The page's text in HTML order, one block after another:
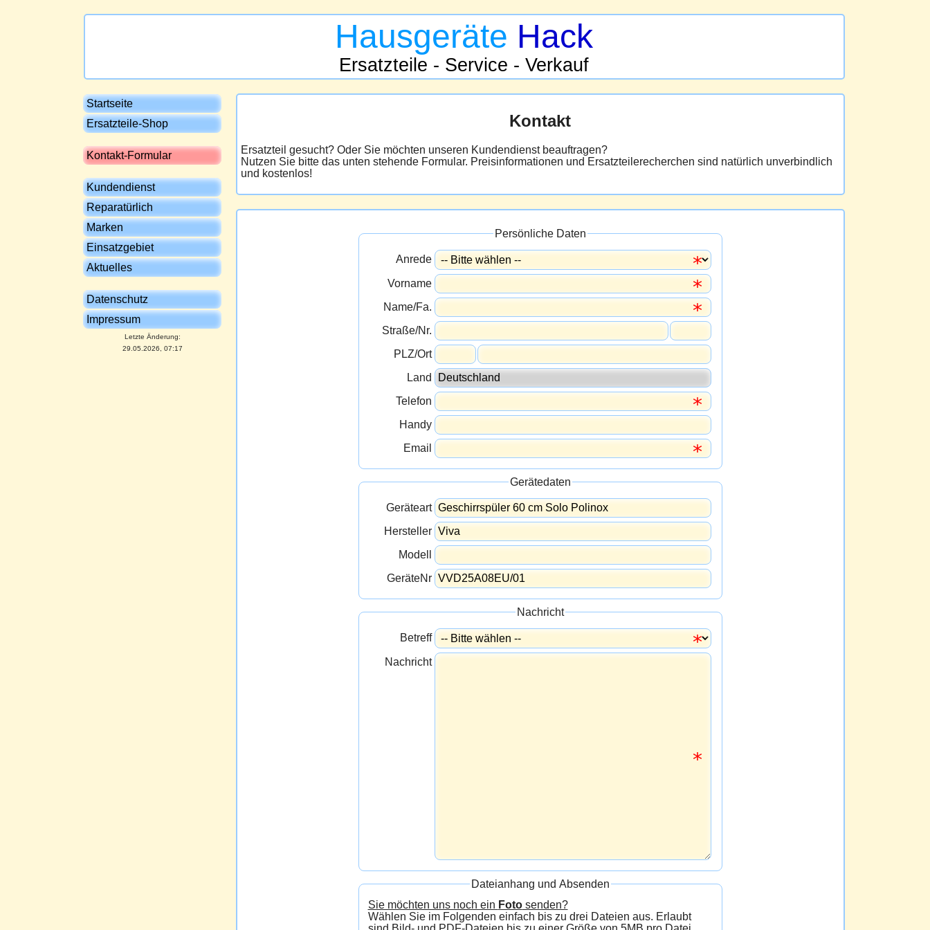
Hausgeräte Hack
Ersatzteile - Service - Verkauf
Startseite
Ersatzteile-Shop
Kontakt-Formular
Kundendienst
Reparatürlich
Marken
Einsatzgebiet
Aktuelles
Datenschutz
Impressum
Letzte Änderung:
29.05.2026, 07:17
Kontakt
Ersatzteil gesucht? Oder Sie möchten unseren Kundendienst beauftragen?
Nutzen Sie bitte das unten stehende Formular. Preisinformationen und Ersatzteilerecherchen sind natürlich unverbindlich
und kostenlos!
Persönliche Daten
Anrede
Vorname
Name/Fa.
Straße/Nr.
PLZ/Ort
Land
Telefon
Handy
Email
Gerätedaten
Geräteart
Hersteller
Modell
GeräteNr
Nachricht
Betreff
Nachricht
Dateianhang und Absenden
Sie möchten uns noch ein Fotosenden?
Wählen Sie im Folgenden einfach bis zu drei Dateien aus. Erlaubt